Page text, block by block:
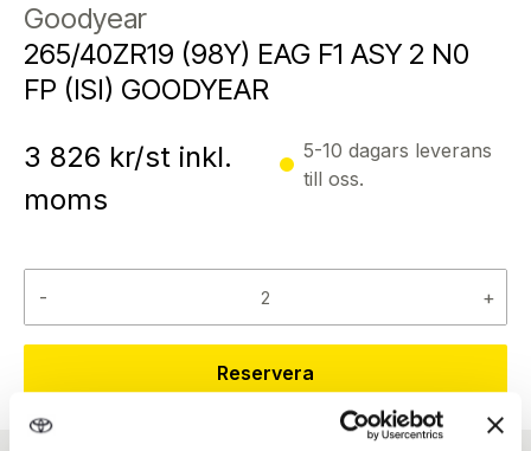
Goodyear
265/40ZR19 (98Y) EAG F1 ASY 2 N0
FP (ISI) GOODYEAR
3 826 kr/st inkl.
moms
5-10 dagars leverans
till oss.
- +
Reservera